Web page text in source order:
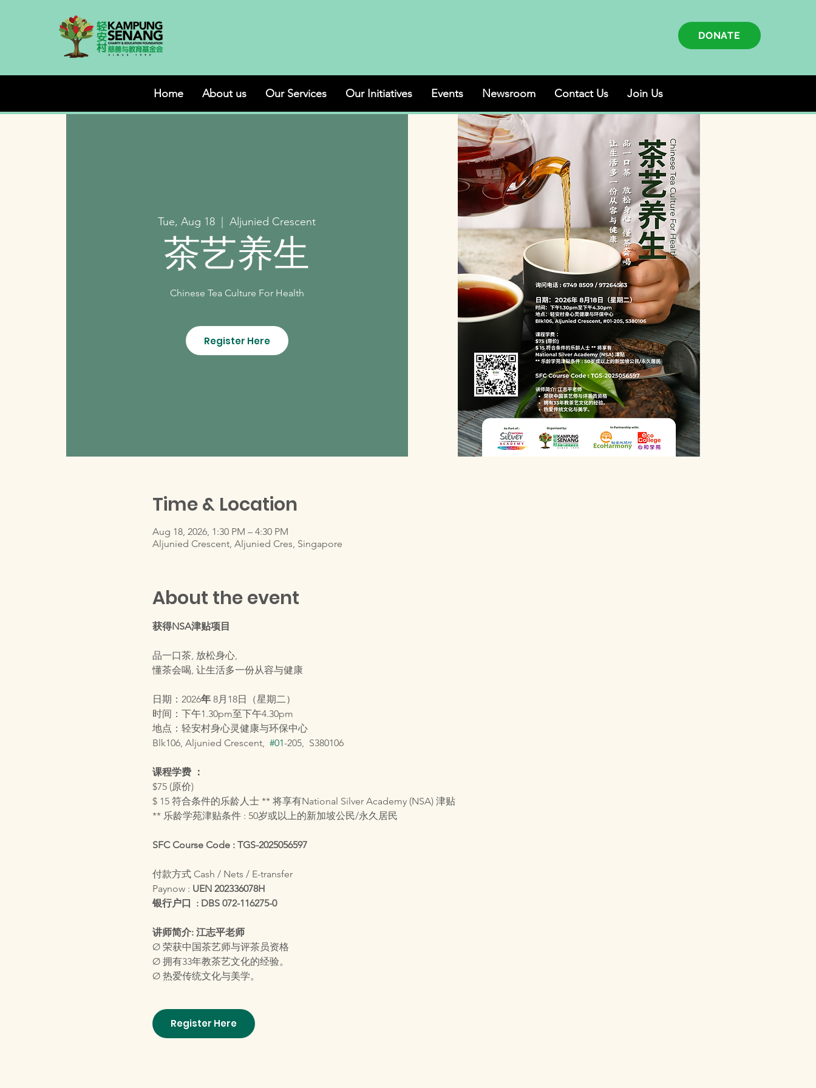
DONATE
Home About us Our Services Our Initiatives Events Newsroom Contact Us Join Us
Tue, Aug 18
  |
Aljunied Crescent
茶艺养生
Chinese Tea Culture For Health
Register Here
Time & Location
Aug 18, 2026, 1:30 PM – 4:30 PM
Aljunied Crescent, Aljunied Cres, Singapore
About the event
获得NSA津贴项目
品一口茶, 放松身心,
懂茶会喝, 让生活多一份从容与健康
日期：2026年 8月18日（星期二）
时间：下午1.30pm至下午4.30pm
地点：轻安村身心灵健康与环保中心
Blk106, Aljunied Crescent, #01-205,  S380106
课程学费 ：
$75 (原价)
$ 15 符合条件的乐龄人士 ** 将享有National Silver Academy (NSA) 津贴
** 乐龄学苑津贴条件 : 50岁或以上的新加坡公民/永久居民
SFC Course Code : TGS-2025056597
付款方式 Cash / Nets / E-transfer
Paynow : UEN 202336078H
银行户口  : DBS 072-116275-0
讲师简介: 江志平老师
Ø 荣获中国茶艺师与评茶员资格
Ø 拥有33年教茶艺文化的经验。
Ø 热爱传统文化与美学。
Register Here